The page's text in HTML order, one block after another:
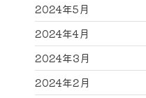
2024年5月
2024年4月
2024年3月
2024年2月